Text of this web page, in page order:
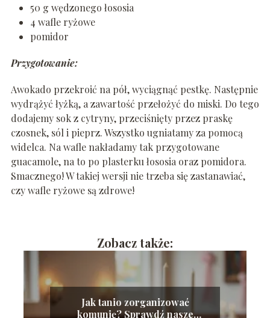
50 g wędzonego łososia
4 wafle ryżowe
pomidor
Przygotowanie:
Awokado przekroić na pół, wyciągnąć pestkę. Następnie
wydrążyć łyżką, a zawartość przełożyć do miski. Do tego
dodajemy sok z cytryny, przeciśnięty przez praskę
czosnek, sól i pieprz. Wszystko ugniatamy za pomocą
widelca. Na wafle nakładamy tak przygotowane
guacamole, na to po plasterku łososia oraz pomidora.
Smacznego! W takiej wersji nie trzeba się zastanawiać,
czy wafle ryżowe są zdrowe!
Zobacz także:
Jak tanio zorganizować
komunię? Sprawdź nasze